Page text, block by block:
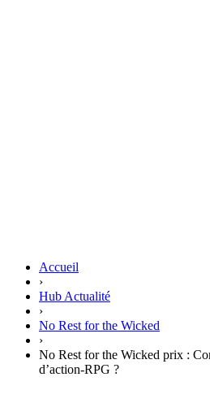
Accueil
›
Hub Actualité
›
No Rest for the Wicked
›
No Rest for the Wicked prix :
d’action-RPG ?